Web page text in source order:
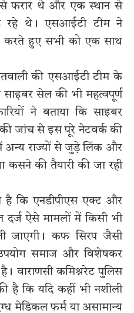
फरार थे और एक स्थान से
रहे थे। एसआईटी टीम ने
करते हुए सभी को एक साथ
की एसआईटी टीम के
सेल की भी महत्वपूर्ण
ने बताया कि साइबर
जांच से इस पूरे नेटवर्क की
अन्य राज्यों से जुड़े लिंक और
कसने की तैयारी की जा रही
है कि एनडीपीएस एक्ट और
ऐसे मामलों में किसी भी
जाएगी। कफ सिरप जैसी
समाज और विशेषकर
वाराणसी कमिश्नरेट पुलिस
है कि यदि कहीं भी नशीली
मेडिकल फर्म या असामान्य